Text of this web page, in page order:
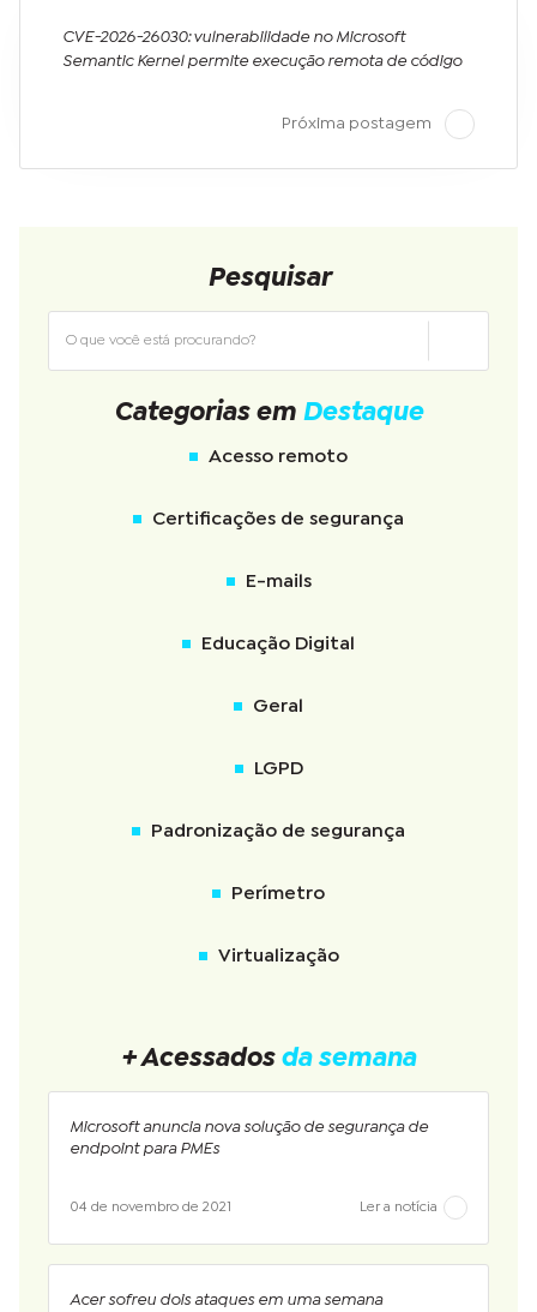
CVE-2026-26030: vulnerabilidade no Microsoft
Semantic Kernel permite execução remota de código
Próxima postagem
Pesquisar
Categorias em Destaque
Acesso remoto
Certificações de segurança
E-mails
Educação Digital
Geral
LGPD
Padronização de segurança
Perímetro
Virtualização
+ Acessados da semana
Microsoft anuncia nova solução de segurança de
endpoint para PMEs
04 de novembro de 2021 Ler a notícia
Acer sofreu dois ataques em uma semana